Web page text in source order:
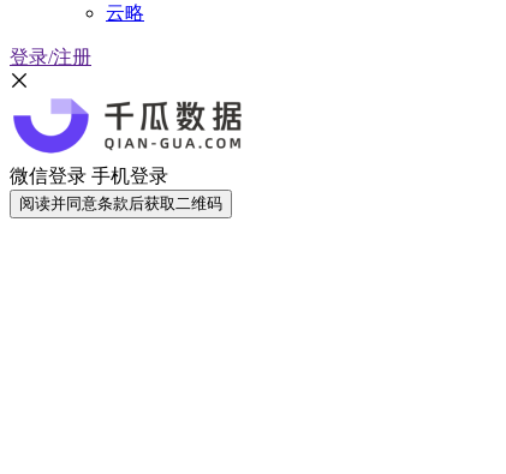
云略
登录/注册
微信登录 手机登录
阅读并同意条款后获取二维码